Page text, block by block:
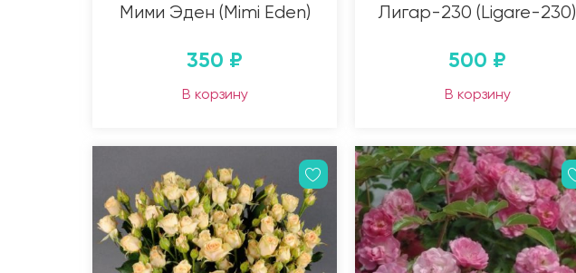
Мими Эден (Mimi Eden)
350 ₽
В корзину
Лигар-230 (Ligare-230)
500 ₽
В корзину